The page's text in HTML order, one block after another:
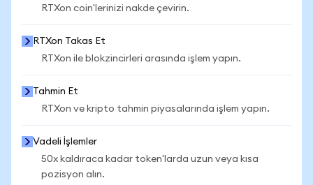
RTXon coin'lerinizi nakde çevirin.
RTXon Takas Et
RTXon ile blokzincirleri arasında işlem yapın.
Tahmin Et
RTXon ve kripto tahmin piyasalarında işlem yapın.
Vadeli İşlemler
50x kaldıraca kadar token'larda uzun veya kısa
pozisyon alın.